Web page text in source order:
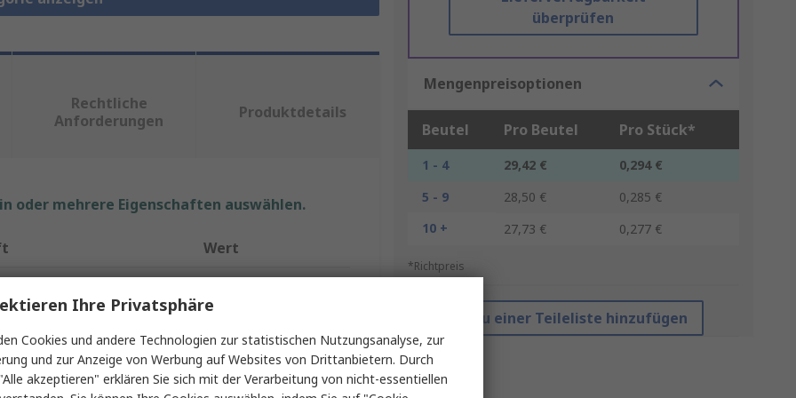
überprüfen
Mengenpreisoptionen
Beutel Pro Beutel Pro Stück*
1 - 4 29,42 €
0,294 €
5 - 9
28,50 €
0,285 €
10 +
27,73 € 0,277 €
*Richtpreis
Zu einer Teileliste hinzufügen
Rechtliche
Anforderungen
Produktdetails
oder mehrere Eigenschaften auswählen.
Wert
Kabeltülle
Ihre Privatsphäre
Cookies und andere Technologien zur statistischen Nutzungsanalyse, zur
und zur Anzeige von Werbung auf Websites von Drittanbietern. Durch
akzeptieren" erklären Sie sich mit der Verarbeitung von nicht-essentiellen